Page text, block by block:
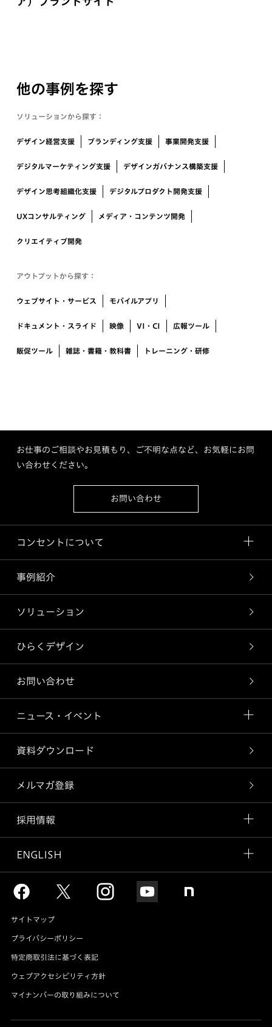
他の事例を探す
ソリューションから探す：
デザイン経営支援 ブランディング支援 事業開発支援
デジタルマーケティング支援 デザインガバナンス構築支援
デザイン思考組織化支援 デジタルプロダクト開発支援
UXコンサルティング メディア・コンテンツ開発
クリエイティブ開発
アウトプットから探す：
ウェブサイト・サービス モバイルアプリ
ドキュメント・スライド 映像 VI・CI 広報ツール
販促ツール 雑誌・書籍・教科書 トレーニング・研修
お仕事のご相談やお見積もり、ご不明な点など、お気軽にお問
い合わせください。
お問い合わせ
コンセントについて
事例紹介
ソリューション
ひらくデザイン
お問い合わせ
ニュース・イベント
資料ダウンロード
メルマガ登録
採用情報
ENGLISH
サイトマップ
プライバシーポリシー
特定商取引法に基づく表記
ウェブアクセシビリティ方針
マイナンバーの取り組みについて